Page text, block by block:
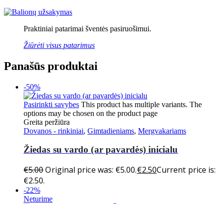
Praktiniai patarimai šventės pasiruošimui.
Žiūrėti visus patarimus
Panašūs produktai
-50%
Pasirinkti savybes This product has multiple variants. The
options may be chosen on the product page
Greita peržiūra
Dovanos - rinkiniai, Gimtadieniams, Mergvakariams
Žiedas su vardo (ar pavardės) inicialu
€5.00Original price was: €5.00.€2.50Current price is:
€2.50.
-22%
Neturime